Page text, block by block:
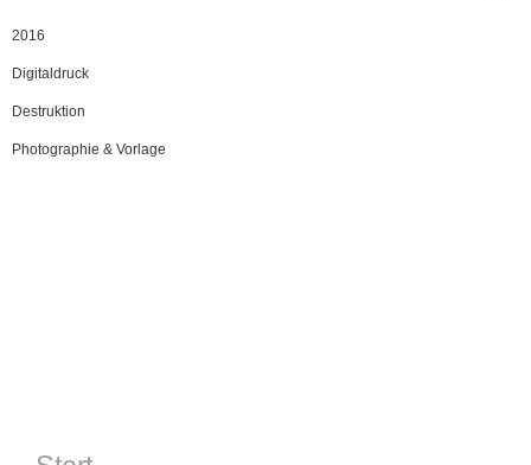
2016
Digitaldruck
Destruktion
Photographie & Vorlage